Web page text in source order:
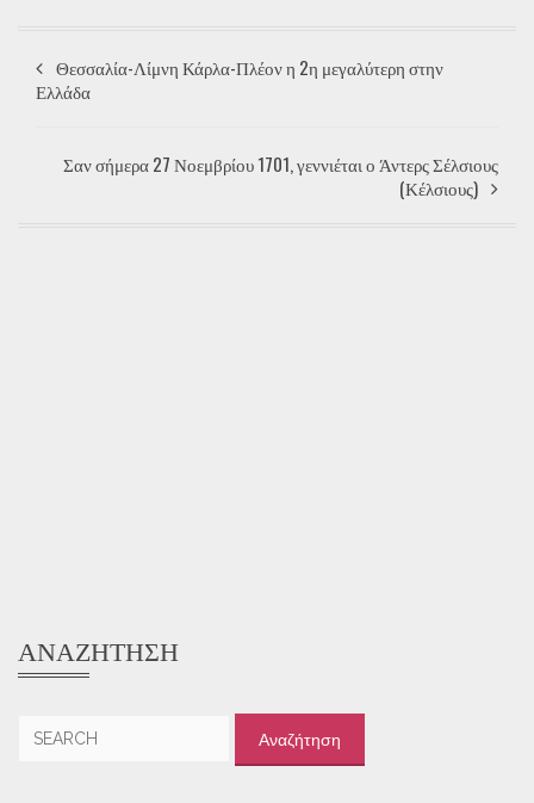
Θεσσαλία-Λίμνη Κάρλα-Πλέον η 2η μεγαλύτερη στην
Ελλάδα
Σαν σήμερα 27 Νοεμβρίου 1701, γεννιέται ο Άντερς Σέλσιους
(Κέλσιους)
ΑΝΑΖΉΤΗΣΗ